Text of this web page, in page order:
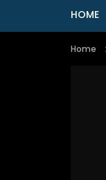
HOME
Home